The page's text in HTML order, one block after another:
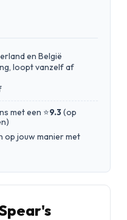
en België
loopt vanzelf af
met een ⭐9.3(op
)
op jouw manier met